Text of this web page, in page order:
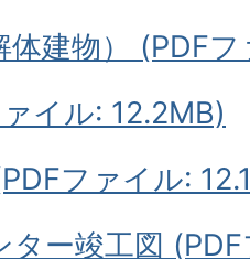
体建物） (PDF
イル: 12.2MB)
ファイル:
ター竣工図